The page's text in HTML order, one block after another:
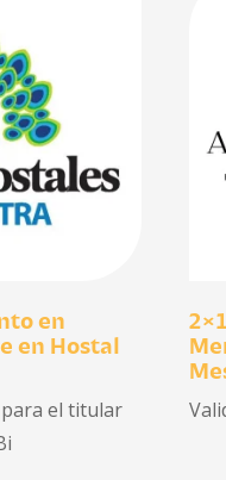
en
en Hostal
el titular